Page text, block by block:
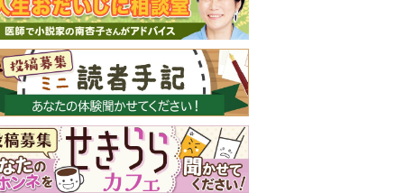
号 好評発売中！
実家の処分から終
の棲家までどうす
る？60代からの家